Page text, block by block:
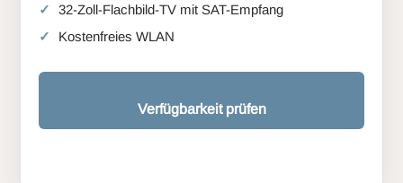
32-Zoll-Flachbild-TV mit SAT-Empfang
Kostenfreies WLAN
Verfügbarkeit prüfen